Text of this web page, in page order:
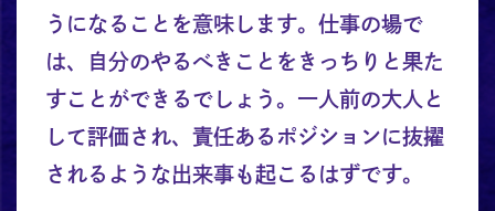
うになることを意味します。仕事の場で
は、自分のやるべきことをきっちりと果た
すことができるでしょう。一人前の大人と
して評価され、責任あるポジションに抜擢
されるような出来事も起こるはずです。